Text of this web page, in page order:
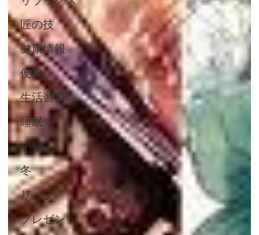
匠の技
健康情報
便秘
生活習慣
睡眠
小物
冬
リップ
プレゼント